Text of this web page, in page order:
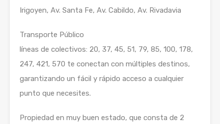
Irigoyen, Av. Santa Fe, Av. Cabildo, Av. Rivadavia
Transporte Público
líneas de colectivos: 20, 37, 45, 51, 79, 85, 100, 178,
247, 421, 570 te conectan con múltiples destinos,
garantizando un fácil y rápido acceso a cualquier
punto que necesites.
Propiedad en muy buen estado, que consta de 2